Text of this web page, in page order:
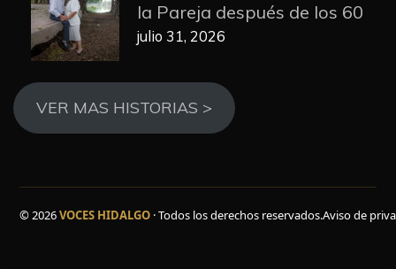
la Pareja después de los 60
julio 31, 2026
VER MAS HISTORIAS >
© 2026VOCES HIDALGO · Todos los derechos reservados.Aviso de